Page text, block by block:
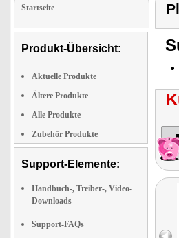
Startseite
Produkt-Übersicht:
Aktuelle Produkte
Ältere Produkte
Alle Produkte
Zubehör Produkte
Support-Elemente:
Handbuch-, Treiber-, Video-
Downloads
Support-FAQs